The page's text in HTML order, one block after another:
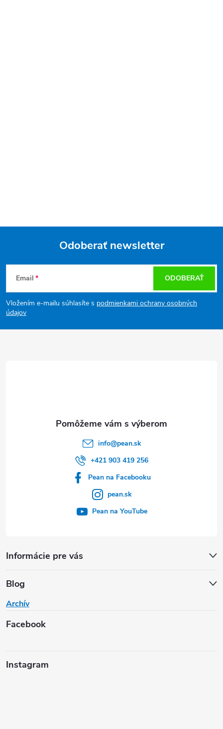
Z
á
p
Odoberať newsletter
Email
Vložením e-mailu súhlasíte s podmienkami ochrany osobných
údajov
ODOBERAŤ
Informácie pre vás
Blog
Archív
Facebook
info@pean.sk
+421 903 419 256
Pean na Facebooku
pean.sk
Pean na YouTube
Instagram